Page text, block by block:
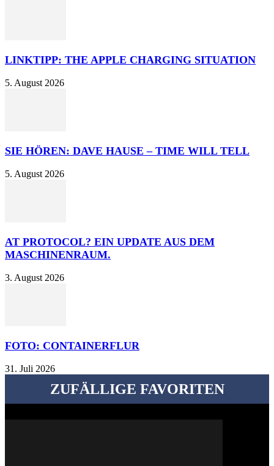
LINKTIPP: THE APPLE CHARGING SITUATION
5. August 2026
SIE HÖREN: DAVE HAUSE – TIME WILL TELL
5. August 2026
AT PROTOCOL? EIN UPDATE AUS DEM
MASCHINENRAUM.
3. August 2026
FOTO: CONTAINERFLUR
31. Juli 2026
ZUFÄLLIGE FAVORITEN